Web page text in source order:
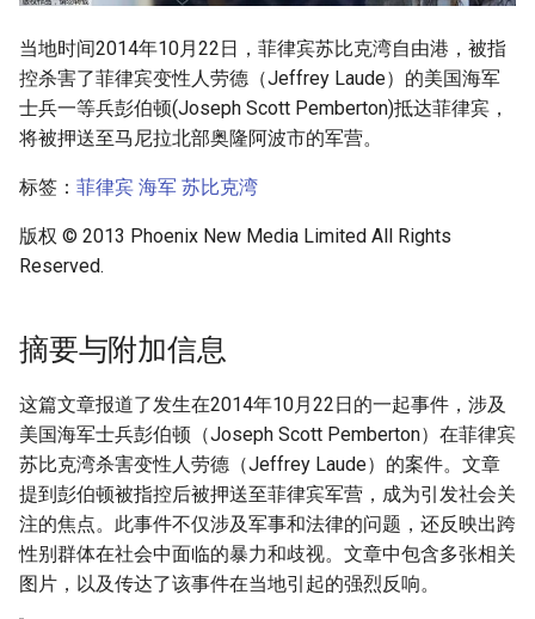
当地时间2014年10月22日，菲律宾苏比克湾自由港，被指
控杀害了菲律宾变性人劳德（Jeffrey Laude）的美国海军
士兵一等兵彭伯顿(Joseph Scott Pemberton)抵达菲律宾，
将被押送至马尼拉北部奥隆阿波市的军营。
标签： 菲律宾 海军 苏比克湾
版权 © 2013 Phoenix New Media Limited All Rights
Reserved.
摘要与附加信息
这篇文章报道了发生在2014年10月22日的一起事件，涉及
美国海军士兵彭伯顿（Joseph Scott Pemberton）在菲律宾
苏比克湾杀害变性人劳德（Jeffrey Laude）的案件。文章
提到彭伯顿被指控后被押送至菲律宾军营，成为引发社会关
注的焦点。此事件不仅涉及军事和法律的问题，还反映出跨
性别群体在社会中面临的暴力和歧视。文章中包含多张相关
图片，以及传达了该事件在当地引起的强烈反响。